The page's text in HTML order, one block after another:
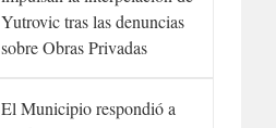
Yutrovic tras las denuncias
sobre Obras Privadas
El Municipio respondió a